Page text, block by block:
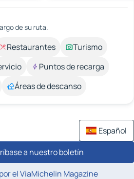
de su ruta.
Restaurantes
Turismo
Puntos de recarga
Áreas de descanso
Español
a nuestro boletín
el ViaMichelin Magazine